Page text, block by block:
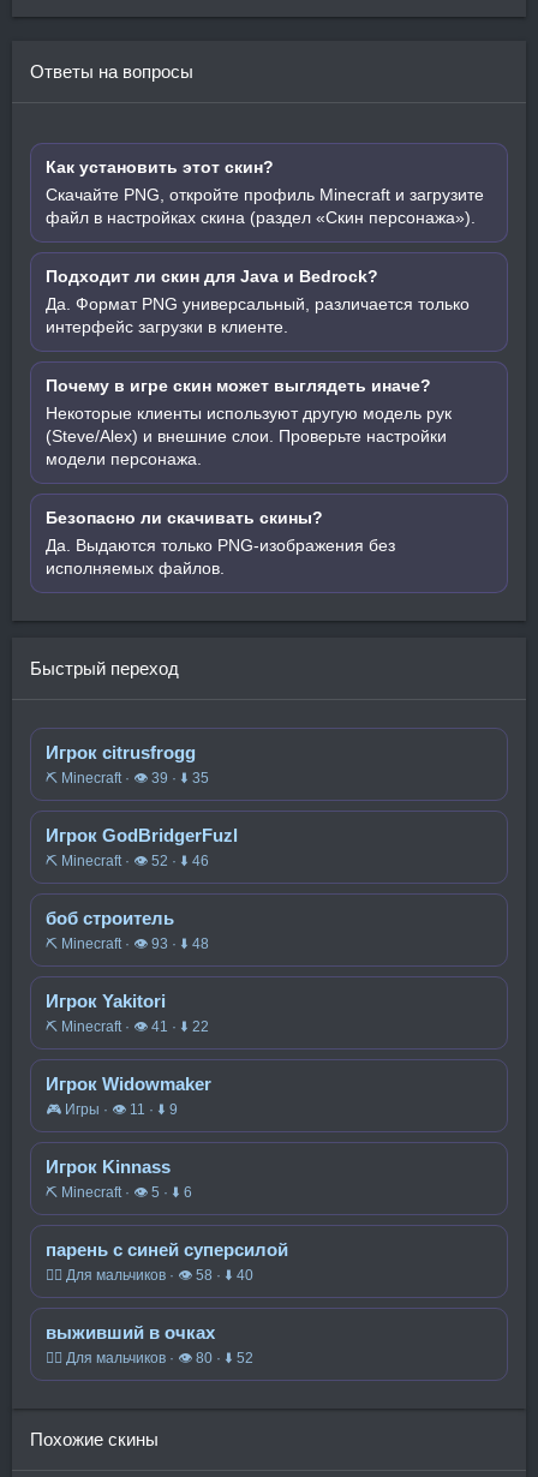
Ответы на вопросы
Как установить этот скин?
Скачайте PNG, откройте профиль Minecraft и загрузите
файл в настройках скина (раздел «Скин персонажа»).
Подходит ли скин для Java и Bedrock?
Да. Формат PNG универсальный, различается только
интерфейс загрузки в клиенте.
Почему в игре скин может выглядеть иначе?
Некоторые клиенты используют другую модель рук
(Steve/Alex) и внешние слои. Проверьте настройки
модели персонажа.
Безопасно ли скачивать скины?
Да. Выдаются только PNG-изображения без
исполняемых файлов.
Быстрый переход
Игрок citrusfrogg
⛏️ Minecraft · 👁 39 · ⬇ 35
Игрок GodBridgerFuzl
⛏️ Minecraft · 👁 52 · ⬇ 46
боб строитель
⛏️ Minecraft · 👁 93 · ⬇ 48
Игрок Yakitori
⛏️ Minecraft · 👁 41 · ⬇ 22
Игрок Widowmaker
🎮 Игры · 👁 11 · ⬇ 9
Игрок Kinnass
⛏️ Minecraft · 👁 5 · ⬇ 6
парень с синей суперсилой
🧍‍♂️ Для мальчиков · 👁 58 · ⬇ 40
выживший в очках
🧍‍♂️ Для мальчиков · 👁 80 · ⬇ 52
Похожие скины